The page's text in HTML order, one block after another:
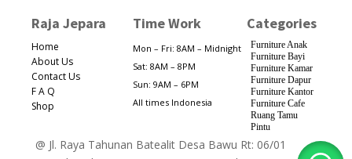
Raja Jepara
Home
About Us
Contact Us
F A Q
Shop
Time Work
Mon – Fri: 8AM – Midnight
Sat: 8AM – 8PM
Sun: 9AM – 6PM
All times Indonesia
Categories
Furniture Anak
Furniture Bayi
Furniture Kamar
Furniture Dapur
Furniture Kantor
Furniture Cafe
Ruang Tamu
Pintu
@ Jl. Raya Tahunan Batealit Desa Bawu Rt: 06/01